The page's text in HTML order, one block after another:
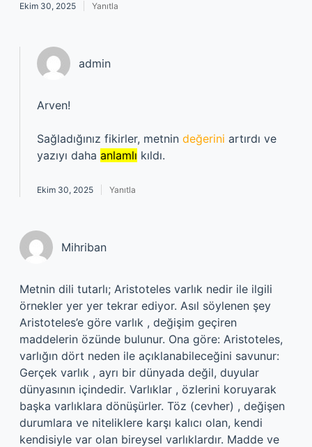
Ekim 30, 2025 Yanıtla
admin
Arven!
Sağladığınız fikirler, metnin değerini artırdı ve
yazıyı daha anlamlı kıldı.
Ekim 30, 2025 Yanıtla
Mihriban
Metnin dili tutarlı; Aristoteles varlık nedir ile ilgili
örnekler yer yer tekrar ediyor. Asıl söylenen şey
Aristoteles’e göre varlık , değişim geçiren
maddelerin özünde bulunur. Ona göre: Aristoteles,
varlığın dört neden ile açıklanabileceğini savunur:
Gerçek varlık , ayrı bir dünyada değil, duyular
dünyasının içindedir. Varlıklar , özlerini koruyarak
başka varlıklara dönüşürler. Töz (cevher) , değişen
durumlara ve niteliklere karşı kalıcı olan, kendi
kendisiyle var olan bireysel varlıklardır. Madde ve